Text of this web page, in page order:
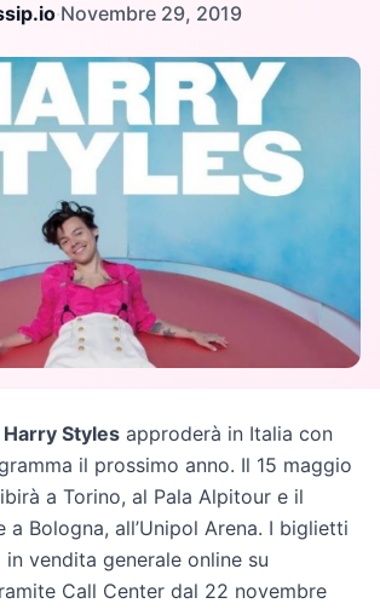
·Novembre 29, 2019
Styles approderà in Italia con
il prossimo anno. Il 15 maggio
a Torino, al Pala Alpitour e il
a Bologna, all’Unipol Arena. I biglietti
vendita generale online su
Call Center dal 22 novembre